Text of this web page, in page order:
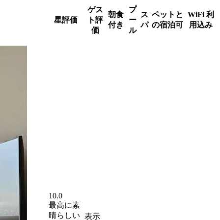
星評価
ゲス
ト評
価
朝食
付き
プ
ー
ル
ス
パ
ペットと
の宿泊可
WiFi 利
用込み
10.0
最高に素
晴らしい 表示